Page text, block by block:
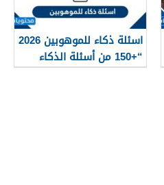
اسئلة ذكاء للموهوبين 2026
“+150 من أسئلة الذكاء
للعباقرة”